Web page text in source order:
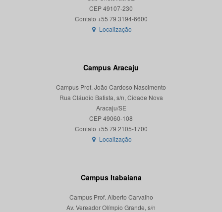
CEP 49107-230
Localização
Campus Aracaju
Campus Prof. João Cardoso Nascimento
Rua Cláudio Batista, s/n, Cidade Nova
Aracaju/SE
CEP 49060-108
Localização
Campus Itabaiana
Campus Prof. Alberto Carvalho
Av. Vereador Olímpio Grande, s/n